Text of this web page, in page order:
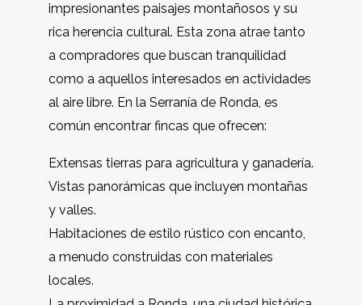
impresionantes paisajes montañosos y su
rica herencia cultural. Esta zona atrae tanto
a compradores que buscan tranquilidad
como a aquellos interesados en actividades
al aire libre. En la Serranía de Ronda, es
común encontrar fincas que ofrecen:
Extensas tierras para agricultura y ganadería.
Vistas panorámicas que incluyen montañas
y valles.
Habitaciones de estilo rústico con encanto,
a menudo construidas con materiales
locales.